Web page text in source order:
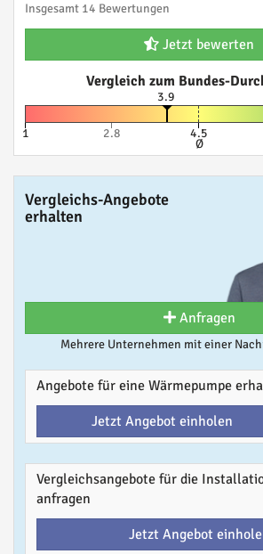
Insgesamt 14 Bewertungen
Jetzt bewerten
Vergleich zum Bundes-
3.9
1 2.8 4.5
Ø
Vergleichs-Angebote
erhalten
Anfragen
Mehrere Unternehmen mit einer
Angebote für eine Wärmepumpe
Jetzt Angebot einholen
Vergleichsangebote für die
anfragen
Jetzt Angebot